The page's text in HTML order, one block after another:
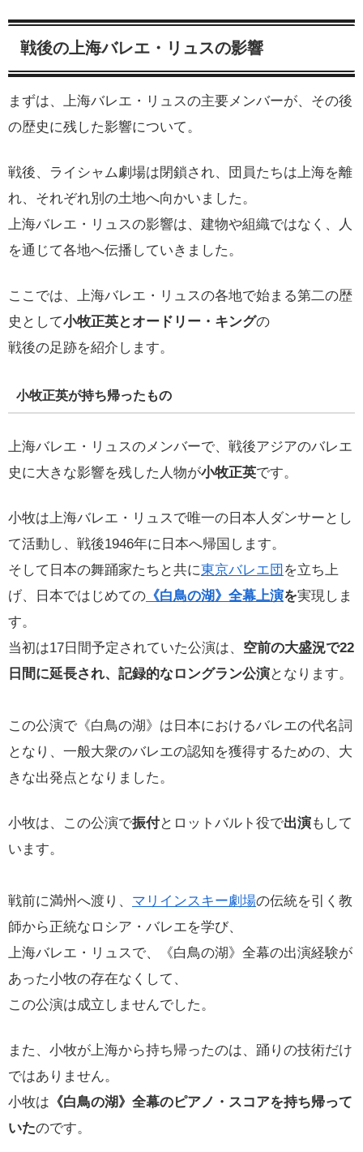
戦後の上海バレエ・リュスの影響
まずは、上海バレエ・リュスの主要メンバーが、その後
の歴史に残した影響について。
戦後、ライシャム劇場は閉鎖され、団員たちは上海を離
れ、それぞれ別の土地へ向かいました。
上海バレエ・リュスの影響は、建物や組織ではなく、人
を通じて各地へ伝播していきました。
ここでは、上海バレエ・リュスの各地で始まる第二の歴
史として小牧正英とオードリー・キングの
戦後の足跡を紹介します。
小牧正英が持ち帰ったもの
上海バレエ・リュスのメンバーで、戦後アジアのバレエ
史に大きな影響を残した人物が小牧正英です。
小牧は上海バレエ・リュスで唯一の日本人ダンサーとし
て活動し、戦後1946年に日本へ帰国します。
そして日本の舞踊家たちと共に東京バレエ団 を立ち上
げ、日本ではじめての 《白鳥の湖》全幕上演を実現しま
す。
当初は17日間予定されていた公演は、 空前の大盛況で22
日間に延長され、記録的なロングラン公演となります。
この公演で《白鳥の湖》は日本におけるバレエの代名詞
となり、一般大衆のバレエの認知を獲得するための、大
きな出発点となりました。
小牧は、この公演で振付とロットバルト役で出演もして
います。
戦前に満州へ渡り、 マリインスキー劇場の伝統を引く教
師から正統なロシア・バレエを学び、
上海バレエ・リュスで、《白鳥の湖》全幕の出演経験が
あった小牧の存在なくして、
この公演は成立しませんでした。
また、小牧が上海から持ち帰ったのは、踊りの技術だけ
ではありません。
小牧は 《白鳥の湖》全幕のピアノ・スコアを持ち帰って
いたのです。